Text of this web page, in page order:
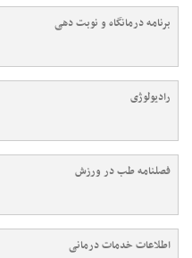
برنامه درمانگاه و نوبت دهی
رادیولوژی
فصلنامه طب در ورزش
اطلاعات خدمات درمانی